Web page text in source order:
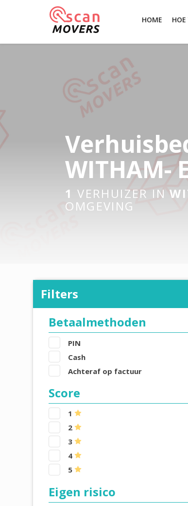
HOME
WITHAM-
1 VERHUIZER IN
OMGEVING
Filters
Betaalmethoden
PIN
Cash
Achteraf op factuur
Score
1
2
3
4
5
Eigen risico